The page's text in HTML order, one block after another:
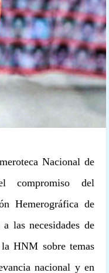
Nacional de
compromiso del
Hemerográfica de
las necesidades de
HNM sobre temas
nacional y en